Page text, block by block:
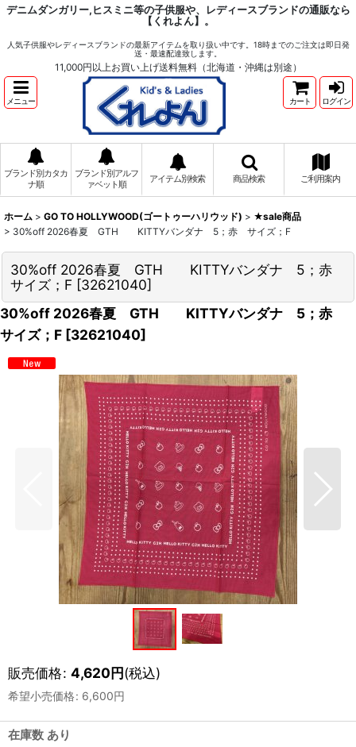
デニムダンガリー,ヒスミニ等の子供服や、レディースブランドの通販なら
【くれよん】。
人気子供服やレディースブランドの最新アイテムを取り扱い中です。18時までのご注文は即日発
送・最速配達致します。
11,000円以上お買い上げ送料無料（北海道・沖縄は別途）
メニュー カート ログイン
ブランド別カタカ
ナ順
ブランド別アルフ
ァベット順
アイテム別検索 商品検索 ご利用案内
ホーム > GO TO HOLLYWOOD(ゴートゥーハリウッド) > ★sale商品
> 30%off 2026春夏 GTH KITTYバンダナ 5；赤 サイズ；F
30%off 2026春夏 GTH KITTYバンダナ 5；赤
サイズ；F [32621040]
30%off 2026春夏 GTH KITTYバンダナ 5；赤
サイズ；F [32621040]
販売価格: 4,620円(税込)
希望小売価格: 6,600円
在庫数 あり